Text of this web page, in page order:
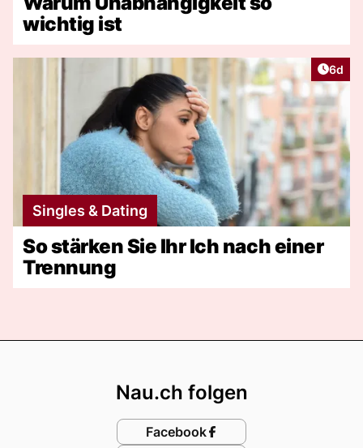
wichtig ist
6d
Singles & Dating
So stärken Sie Ihr Ich nach einer
Trennung
Nau.ch folgen
Facebook